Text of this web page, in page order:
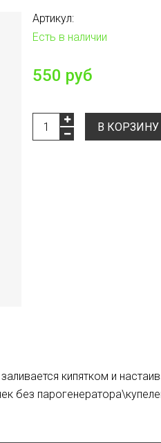
Артикул:
Есть в наличии
550 руб
В КОРЗИНУ
кипятком и
без